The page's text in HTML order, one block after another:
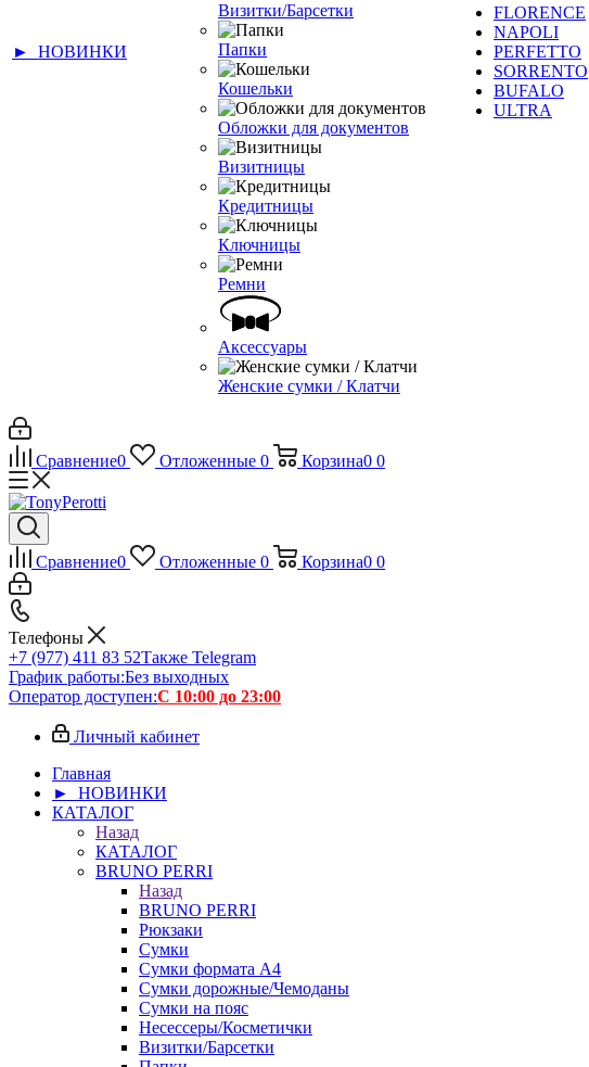
► НОВИНКИ
Визитки/Барсетки
Папки
Кошельки
Обложки для документов
Визитницы
Кредитницы
Ключницы
Ремни
Аксессуары
Женские сумки / Клатчи
FLORENCE
NAPOLI
PERFETTO
SORRENTO
BUFALO
ULTRA
Сравнение0 Отложенные 0 Корзина0 0
Сравнение0 Отложенные 0 Корзина0 0
Телефоны
+7 (977) 411 83 52Также Telegram
График работы:Без выходных
Оператор доступен:С 10:00 до 23:00
Личный кабинет
Главная
► НОВИНКИ
КАТАЛОГ
Назад
КАТАЛОГ
BRUNO PERRI
Назад
BRUNO PERRI
Рюкзаки
Сумки
Сумки формата А4
Сумки дорожные/Чемоданы
Сумки на пояс
Несессеры/Косметички
Визитки/Барсетки